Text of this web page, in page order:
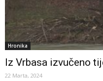
Hronika
Iz Vrbasa izvučeno
22 Marta, 2024